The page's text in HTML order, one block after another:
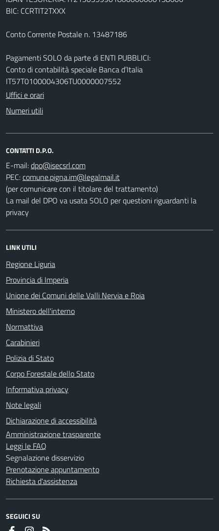
BIC: CCRTIT2TXXX
Conto Corrente Postale n. 13487186
Pagamenti SOLO da parte di ENTI PUBBLICI:
Conto di contabilità speciale Banca d’Italia
IT57T0100004306TU0000007552
Uffici e orari
Numeri utili
CONTATTI D.P.O.
E-mail:
PEC:
(per comunicare con il titolare del trattamento)
La mail del DPO va usata SOLO per questioni riguardanti la
privacy
LINK UTILI
Regione Liguria
Provincia di Imperia
Unione dei Comuni delle Valli Nervia e Roia
Ministero dell'interno
Normattiva
Carabinieri
Polizia di Stato
Corpo Forestale dello Stato
Informativa privacy
Note legali
Dichiarazione di accessibilità
Amministrazione trasparente
Leggi le FAQ
Segnalazione disservizio
Prenotazione appuntamento
Richiesta d'assistenza
SEGUICI SU